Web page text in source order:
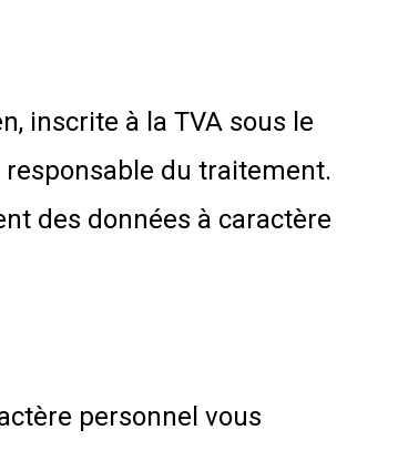
inscrite à la TVA sous le
responsable du traitement.
des données à caractère
personnel vous